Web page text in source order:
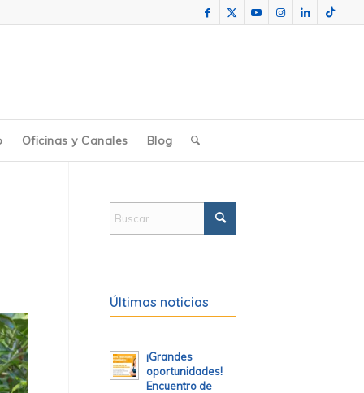
Oficinas y Canales Blog
Últimas noticias
¡Grandes
oportunidades!
Encuentro de